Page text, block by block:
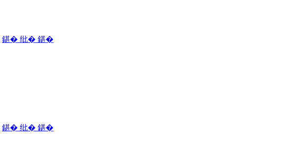
鍖� 纰� 鍖�
鍖� 纰� 鍖�